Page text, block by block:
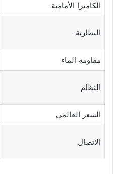
الكاميرا الأمامية
البطارية
مقاومة الماء
النظام
السعر العالمي
الاتصال